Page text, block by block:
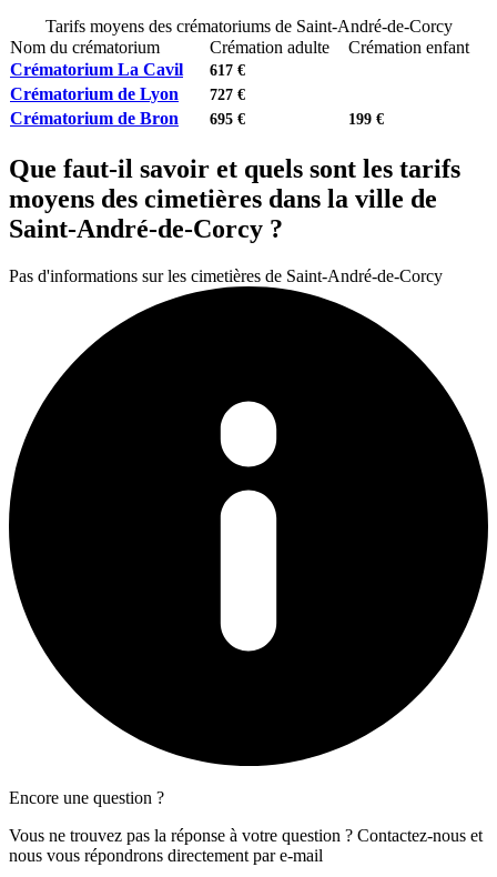
Tarifs moyens des crématoriums de Saint-André-de-Corcy
Nom du crématorium
Crémation adulte
Crémation enfant
Crématorium La Cavil
617 €
Crématorium de Lyon 727 €
Crématorium de Bron 695 € 199 €
Que faut-il savoir et quels sont les tarifs
moyens des cimetières dans la ville de
Saint-André-de-Corcy ?
Pas d'informations sur les cimetières de Saint-André-de-Corcy
Encore une question ?
Vous ne trouvez pas la réponse à votre question ? Contactez-nous et
nous vous répondrons directement par e-mail